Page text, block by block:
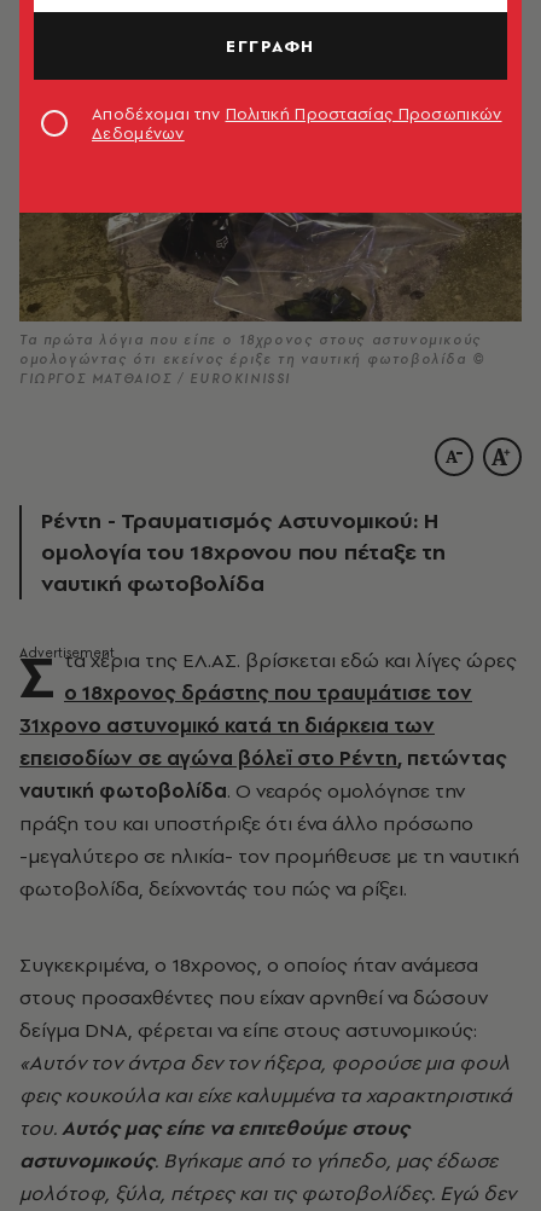
Τα πρώτα λόγια που είπε ο 18χρονος στους αστυνομικούς
ομολογώντας ότι εκείνος έριξε τη ναυτική φωτοβολίδα ©
ΓΙΩΡΓΟΣ ΜΑΤΘΑΙΟΣ / EUROKINISSI
Ρέντη - Τραυματισμός Αστυνομικού: Η
ομολογία του 18χρονου που πέταξε τη
ναυτική φωτοβολίδα
Σ τα χέρια της ΕΛ.ΑΣ. βρίσκεται εδώ και λίγες ώρες
ο 18χρονος δράστης που τραυμάτισε τον
31χρονο αστυνομικό κατά τη διάρκεια των
επεισοδίων σε αγώνα βόλεϊ στο Ρέντη, πετώντας
ναυτική φωτοβολίδα. Ο νεαρός ομολόγησε την
πράξη του και υποστήριξε ότι ένα άλλο πρόσωπο
-μεγαλύτερο σε ηλικία- τον προμήθευσε με τη ναυτική
φωτοβολίδα, δείχνοντάς του πώς να ρίξει.
Συγκεκριμένα, ο 18χρονος, ο οποίος ήταν ανάμεσα
στους προσαχθέντες που είχαν αρνηθεί να δώσουν
δείγμα DNA, φέρεται να είπε στους αστυνομικούς:
«Αυτόν τον άντρα δεν τον ήξερα, φορούσε μια φουλ
φεις κουκούλα και είχε καλυμμένα τα χαρακτηριστικά
του.Αυτός μας είπε να επιτεθούμε στους
αστυνομικούς. Βγήκαμε από το γήπεδο, μας έδωσε
μολότοφ, ξύλα, πέτρες και τις φωτοβολίδες. Εγώ δεν
ΕΓΓΡΑΦΗ
Αποδέχομαι την Πολιτική Προστασίας Προσωπικών
Δεδομένων